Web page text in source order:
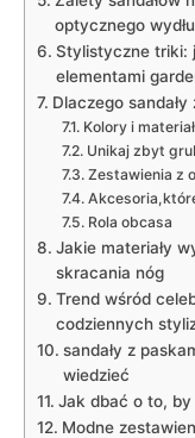
optycznego
Stylistyczne triki:
elementami
Dlaczego
Kolory i
Unikaj zbyt
Zestawienia z
Rola obcasa
Jakie materiały
skracania nóg
Trend wśród
codziennych
sandały z
wiedzieć
Jak dbać o to, by
Modne